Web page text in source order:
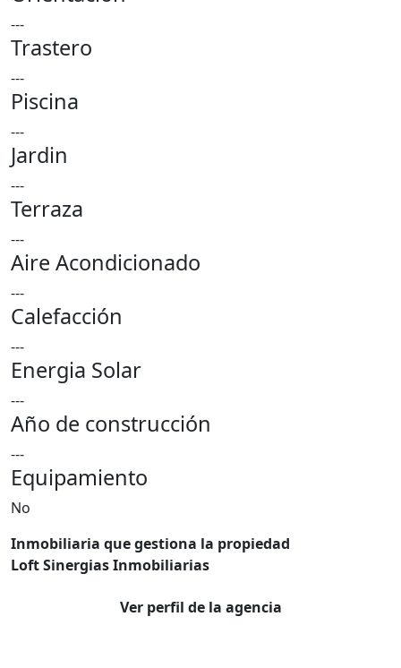
---
Trastero
---
Piscina
---
Jardin
---
Terraza
---
Aire Acondicionado
---
Calefacción
---
Energia Solar
---
Año de construcción
---
Equipamiento
No
Inmobiliaria que gestiona la propiedad
Loft Sinergias Inmobiliarias
Ver perfil de la agencia